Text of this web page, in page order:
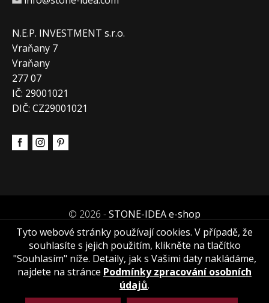
N.E.P. INVESTMENT s.r.o.
Vraňany 7
Vraňany
277 07
IČ: 29001021
DIČ: CZ29001021
© 2026 -STONE-IDEA e-shop
Tyto webové stránky používají cookies. V případě, že
souhlasíte s jejich použitím, klikněte na tlačítko
"Souhlasím" níže. Detaily, jak s Vašimi daty nakládáme,
najdete na stránce Podmínky zpracování osobních
údajů.